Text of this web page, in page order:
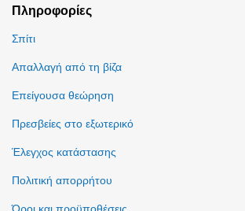
Πληροφορίες
Σπίτι
Απαλλαγή από τη βίζα
Επείγουσα θεώρηση
Πρεσβείες στο εξωτερικό
Έλεγχος κατάστασης
Πολιτική απορρήτου